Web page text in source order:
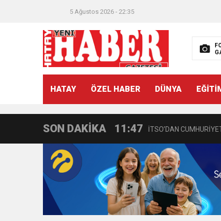
5 Ağustos 2026 - 22:35
HATAY ÖZEL HABER DÜNYA
SON DAKİKA
21:40
11:47 İTSO’DAN
18:55 İNCE’NİN CHP’DE
11:57 IŞIL Eczanesi Görkemli
21:40